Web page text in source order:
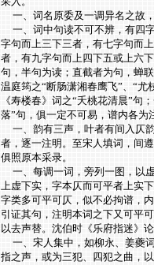
一、词名原委及一调异名之故
一、词中句读不可不辨，有四
字句而上三下三者，有七字句而
者，有九字句而上四下五或上六
句，半句为读；直截者为句，蝉
温庭筠之“断肠潇湘春鹰飞”、“尤
《寿楼春》词之“夭桃花清晨”句
落”句，俱一定不可易，谱内各为
一、韵有三声，叶者有间入仄
者，逐一注明。至宋人填词，间
俱照原本采录。
一、每调一词，旁列一图，以
上虚下实，字本仄而可平者上实
字类多可平可仄，似不必拘谱，
引证其句，注明本词之下又可平
以去声替。沈伯时《乐府指迷》
一、宋人集中，如柳永、姜夔
指之声，或为三犯、四犯之曲，